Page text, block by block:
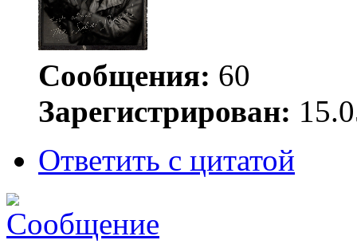
Сообщения: 60
Зарегистрирован:
Ответить с цитатой